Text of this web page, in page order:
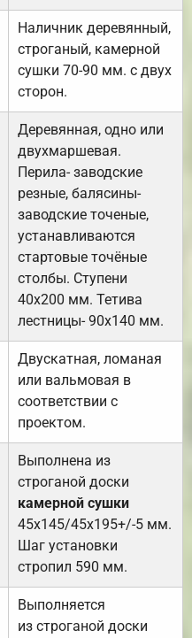
Наличник деревянный,
строганый, камерной
сушки 70-90 мм. с двух
сторон.
Деревянная, одно или
двухмаршевая.
Перила- заводские
резные, балясины-
заводские точеные,
устанавливаются
стартовые точёные
столбы. Ступени
40х200 мм. Тетива
лестницы- 90х140 мм.
Двускатная, ломаная
или вальмовая в
соответствии с
проектом.
Выполнена из
строганой доски
камерной сушки
45х145/45х195+/-5 мм.
Шаг установки
стропил 590 мм.
Выполняется
из строганой доски